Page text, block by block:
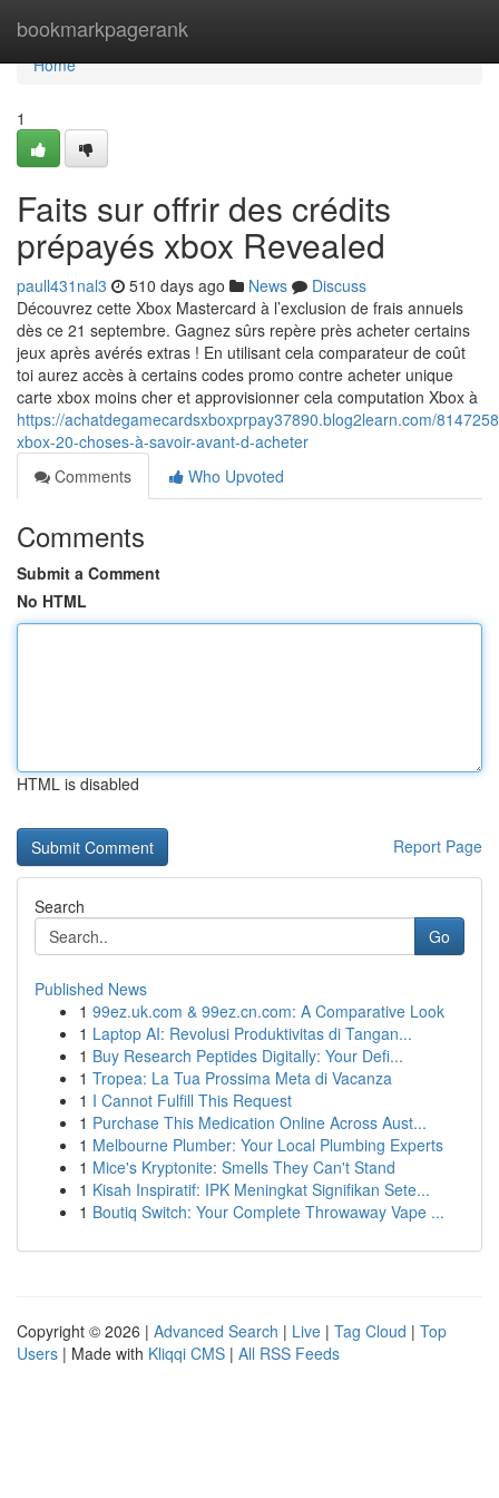
bookmarkpagerank
Home
Home
1
Faits sur offrir des crédits
prépayés xbox Revealed
paull431nal3 510 days ago News
Discuss
Découvrez cette Xbox Mastercard à l’exclusion de frais annuels
dès ce 21 septembre. Gagnez sûrs repère près acheter certains
jeux après avérés extras ! En utilisant cela comparateur de coût
toi aurez accès à certains codes promo contre acheter unique
carte xbox moins cher et approvisionner cela computation Xbox à
https://achatdegamecardsxboxprpay37890.blog2learn.com/
xbox-20-choses-à-savoir-avant-d-acheter
Comments
Who Upvoted
Comments
Submit a Comment
No HTML
HTML is disabled
Report Page
Search
Go
Published News
1 99ez.uk.com & 99ez.cn.com: A Comparative Look
1 Laptop AI: Revolusi Produktivitas di Tangan...
1 Buy Research Peptides Digitally: Your Defi...
1 Tropea: La Tua Prossima Meta di Vacanza
1 I Cannot Fulfill This Request
1 Purchase This Medication Online Across Aust...
1 Melbourne Plumber: Your Local Plumbing Experts
1 Mice's Kryptonite: Smells They Can't Stand
1 Kisah Inspiratif: IPK Meningkat Signifikan Sete...
1 Boutiq Switch: Your Complete Throwaway Vape ...
Copyright © 2026 | Advanced Search | Live | Tag Cloud | Top
Users | Made with Kliqqi CMS | All RSS Feeds